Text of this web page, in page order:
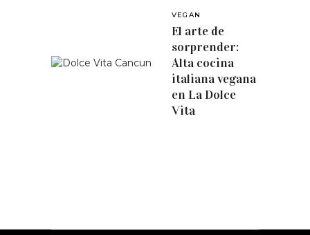
VEGAN
El arte de
sorprender:
Alta cocina
italiana vegana
en La Dolce
Vita